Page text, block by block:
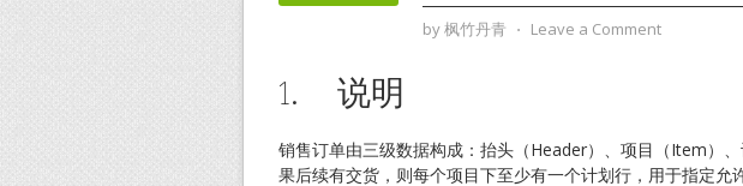
by枫竹丹青 ⋅ Leave a Comment
1. 说明
销售订单由三级数据构成：抬头（Header）、项目（Item）
果后续有交货，则每个项目下至少有一个计划行，用于指定允